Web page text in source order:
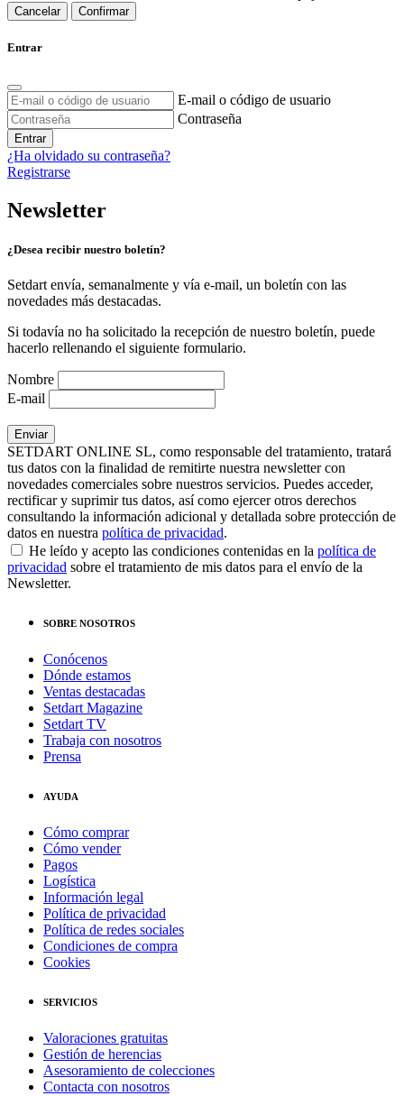
Cancelar Confirmar
Entrar
E-mail o código de usuario
Contraseña
Entrar
¿Ha olvidado su contraseña?
Registrarse
Newsletter
¿Desea recibir nuestro boletín?
Setdart envía, semanalmente y vía e-mail, un boletín con las
novedades más destacadas.
Si todavía no ha solicitado la recepción de nuestro boletín, puede
hacerlo rellenando el siguiente formulario.
Nombre
E-mail
SETDART ONLINE SL, como responsable del tratamiento, tratará
tus datos con la finalidad de remitirte nuestra newsletter con
novedades comerciales sobre nuestros servicios. Puedes acceder,
rectificar y suprimir tus datos, así como ejercer otros derechos
consultando la información adicional y detallada sobre protección de
datos en nuestra política de privacidad.
He leído y acepto las condiciones contenidas en la política de
privacidad sobre el tratamiento de mis datos para el envío de la
Newsletter.
SOBRE NOSOTROS
Conócenos
Dónde estamos
Ventas destacadas
Setdart Magazine
Setdart TV
Trabaja con nosotros
Prensa
AYUDA
Cómo comprar
Cómo vender
Pagos
Logística
Información legal
Política de privacidad
Política de redes sociales
Condiciones de compra
Cookies
SERVICIOS
Valoraciones gratuitas
Gestión de herencias
Asesoramiento de colecciones
Contacta con nosotros